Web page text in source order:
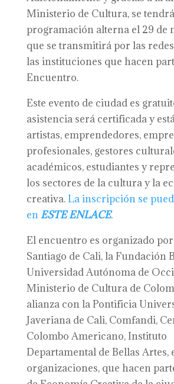
Ministerio de Cultura, se
programación alterna el 29 de
que se transmitirá por las
las instituciones que hacen
Encuentro.
Este evento de ciudad es
asistencia será certificada y
artistas, emprendedores,
profesionales, gestores
académicos, estudiantes y
los sectores de la cultura y la
creativa.La inscripción se
enESTE ENLACE.
El encuentro es organizado
Santiago de Cali, la Fundación
Universidad Autónoma de
Ministerio de Cultura de
alianza con la Pontificia
Javeriana de Cali, Comfandi,
Colombo Americano, Instituto
Departamental de Bellas Artes,
organizaciones, que hacen